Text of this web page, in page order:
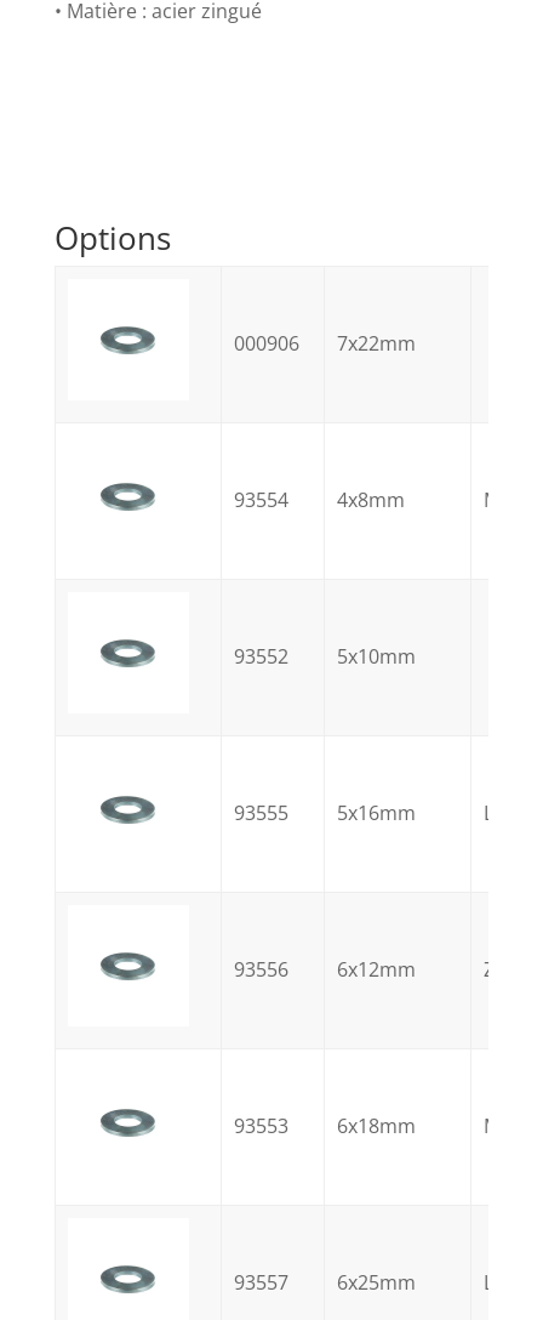
• Matière : acier zingué
Options
000906 7x22mm
93554 4x8mm M
93552 5x10mm
93555 5x16mm L
93556 6x12mm Z
93553 6x18mm M
93557 6x25mm LL